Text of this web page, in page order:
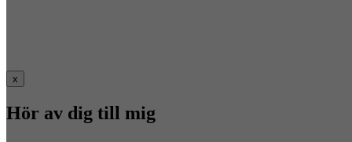
x
Hör av dig till mig